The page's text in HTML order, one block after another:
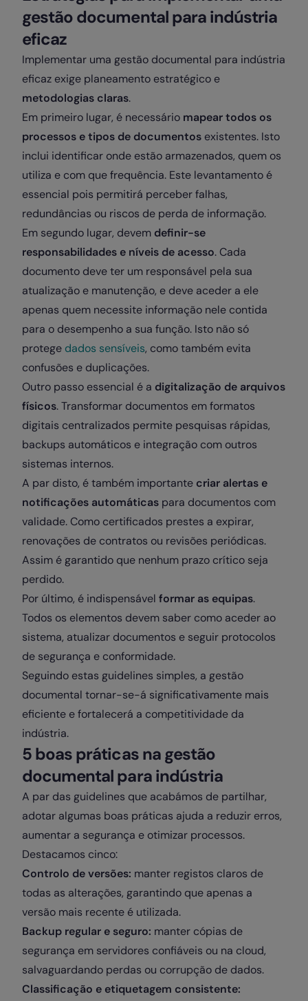
gestão documental para indústria
eficaz
Implementar uma gestão documental para indústria
eficaz exige planeamento estratégico e
metodologias claras.
Em primeiro lugar, é necessário mapear todos os
processos e tipos de documentos existentes. Isto
inclui identificar onde estão armazenados, quem os
utiliza e com que frequência. Este levantamento é
essencial pois permitirá perceber falhas,
redundâncias ou riscos de perda de informação.
Em segundo lugar, devem definir-se
responsabilidades e níveis de acesso. Cada
documento deve ter um responsável pela sua
atualização e manutenção, e deve aceder a ele
apenas quem necessite informação nele contida
para o desempenho a sua função. Isto não só
protege dados sensíveis, como também evita
confusões e duplicações.
Outro passo essencial é a digitalização de arquivos
físicos. Transformar documentos em formatos
digitais centralizados permite pesquisas rápidas,
backups automáticos e integração com outros
sistemas internos.
A par disto, é também importante criar alertas e
notificações automáticas para documentos com
validade. Como certificados prestes a expirar,
renovações de contratos ou revisões periódicas.
Assim é garantido que nenhum prazo crítico seja
perdido.
Por último, é indispensável formar as equipas.
Todos os elementos devem saber como aceder ao
sistema, atualizar documentos e seguir protocolos
de segurança e conformidade.
Seguindo estas guidelines simples, a gestão
documental tornar-se-á significativamente mais
eficiente e fortalecerá a competitividade da
indústria.
5 boas práticas na gestão
documental para indústria
A par das guidelines que acabámos de partilhar,
adotar algumas boas práticas ajuda a reduzir erros,
aumentar a segurança e otimizar processos.
Destacamos cinco:
Controlo de versões: manter registos claros de
todas as alterações, garantindo que apenas a
versão mais recente é utilizada.
Backup regular e seguro: manter cópias de
segurança em servidores confiáveis ou na cloud,
salvaguardando perdas ou corrupção de dados.
Classificação e etiquetagem consistente: